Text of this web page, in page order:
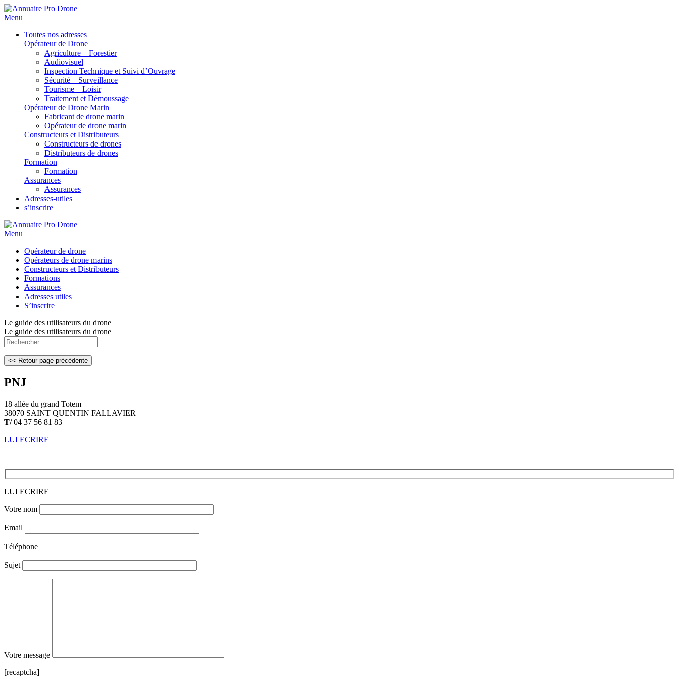
Menu
Toutes nos adresses
Opérateur de Drone
Agriculture – Forestier
Audiovisuel
Inspection Technique et Suivi d’Ouvrage
Sécurité – Surveillance
Tourisme – Loisir
Traitement et Démoussage
Opérateur de Drone Marin
Fabricant de drone marin
Opérateur de drone marin
Constructeurs et Distributeurs
Constructeurs de drones
Distributeurs de drones
Formation
Formation
Assurances
Assurances
Adresses-utiles
s’inscrire
Menu
Opérateur de drone
Opérateurs de drone marins
Constructeurs et Distributeurs
Formations
Assurances
Adresses utiles
S’inscrire
Le guide des utilisateurs du drone
Le guide des utilisateurs du drone
PNJ
18 allée du grand Totem
38070 SAINT QUENTIN FALLAVIER
T/04 37 56 81 83
LUI ECRIRE
LUI ECRIRE
Votre nom
Email
Téléphone
Sujet
Votre message
[recaptcha]